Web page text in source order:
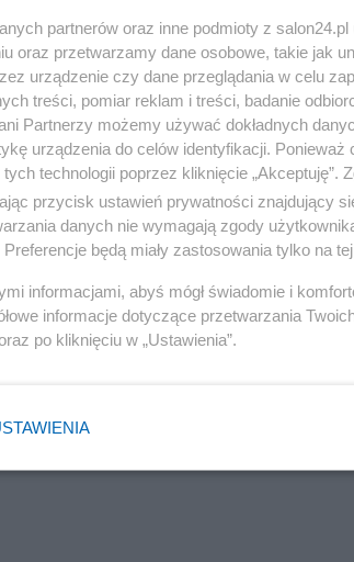
poduszkę dla konsumentów
zasiłkom dla bezrobotnych.
w kwietniu o 337 miliardów
było spowodowane
sklepach z artykułami elektronicznymi
miesiącu o 188%. Mimo to
lutego.
partnerów oraz inne podmioty z
oraz przetwarzamy dane osobowe, takie jak
urządzenie czy dane przeglądania w celu
treści, pomiar reklam i treści, badanie
Partnerzy możemy używać dokładnych
urządzenia do celów identyfikacji.
technologii poprzez kliknięcie „Akceptuję”.
przycisk ustawień prywatności znajdujący
danych nie wymagają zgody
będą miały zastosowania tylko na
informacjami, abyś mógł świadomie i
informacje dotyczące przetwarzania
po kliknięciu w „Ustawienia”.